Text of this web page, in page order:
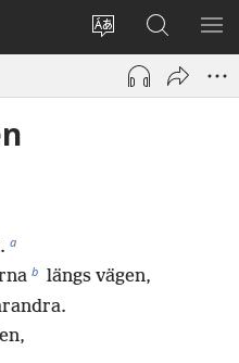
Ändra
webbplatsens
språk
Logga
(öppnar
Sök
på
jw.org
a
b längs vägen,